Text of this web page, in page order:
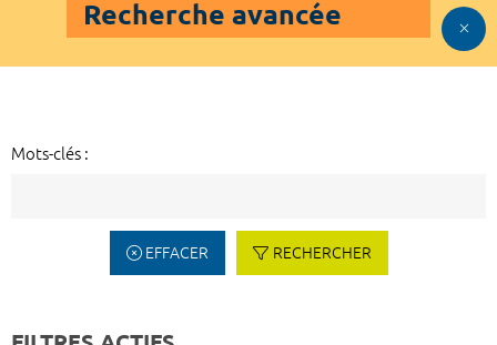
Recherche avancée
Mots-clés :
EFFACER RECHERCHER